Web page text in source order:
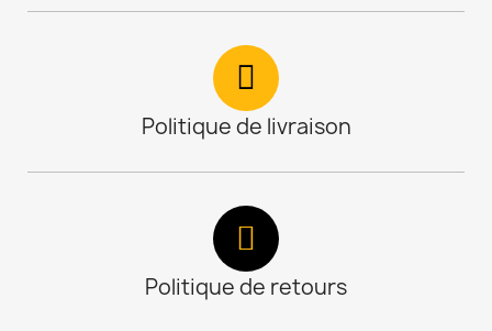
Politique de livraison
Politique de retours